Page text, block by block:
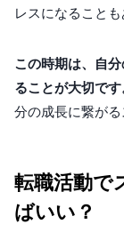
レスになることも
この時期は、自
ることが大切です
分の成長に繋がる
転職活動で
ばいい？